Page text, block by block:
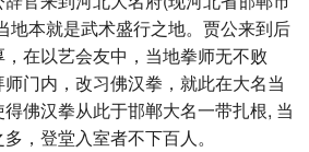
地本就是武术盛行之地。贾公来到后
在以艺会友中，当地拳师无不败
门内，改习佛汉拳，就此在大名当
佛汉拳从此于邯郸大名一带扎根, 当
，登堂入室者不下百人。